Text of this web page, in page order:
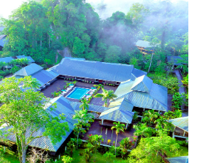
南亞第一高峰~沙巴神山登頂6日
生態 探訪螢火蟲之旅
查看更多